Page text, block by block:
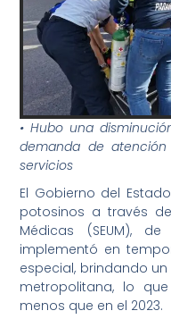
• Hubo una
demanda de
servicios
El Gobierno del
potosinos a través
Médicas (SEUM),
implementó en
especial, brindando
metropolitana, lo
menos que en el 2023.